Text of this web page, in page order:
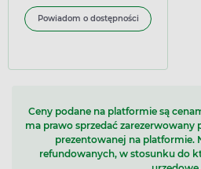
Powiadom o dostępności
Ceny podane na platformie są
ma prawo sprzedać zarezerwowany
prezentowanej na platformie.
refundowanych, w stosunku do